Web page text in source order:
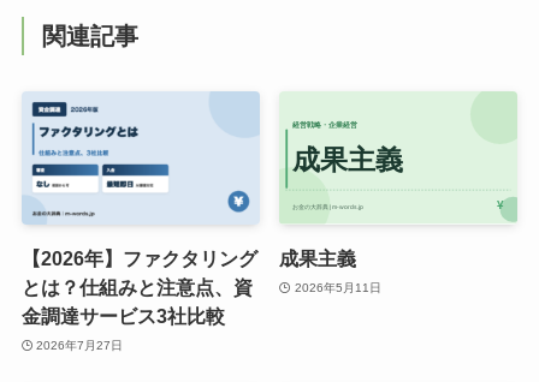
関連記事
【2026年】ファクタリング
とは？仕組みと注意点、資
金調達サービス3社比較
2026年7月27日
成果主義
2026年5月11日